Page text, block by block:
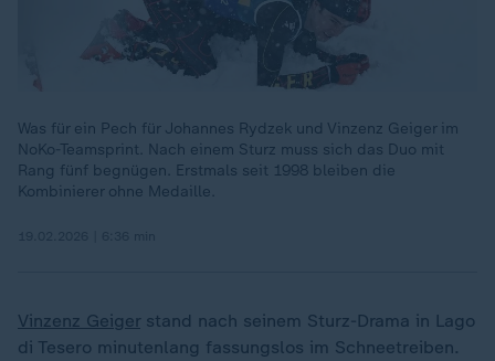
Was für ein Pech für Johannes Rydzek und Vinzenz Geiger im
NoKo-Teamsprint. Nach einem Sturz muss sich das Duo mit
Rang fünf begnügen. Erstmals seit 1998 bleiben die
Kombinierer ohne Medaille.
Vinzenz Geiger stand nach seinem Sturz-Drama in Lago
di Tesero minutenlang fassungslos im Schneetreiben.